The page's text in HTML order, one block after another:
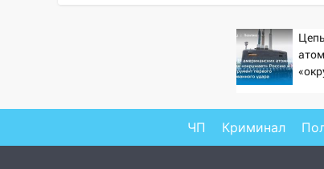
На нескольких улицах
Ульяновска временно
отключили холодную воду
участников коррупционной
схемы при ЦГКБ отправили в
ЧП Криминал